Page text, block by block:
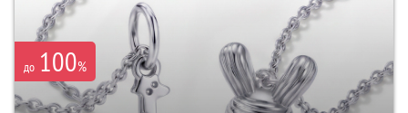
до 100%